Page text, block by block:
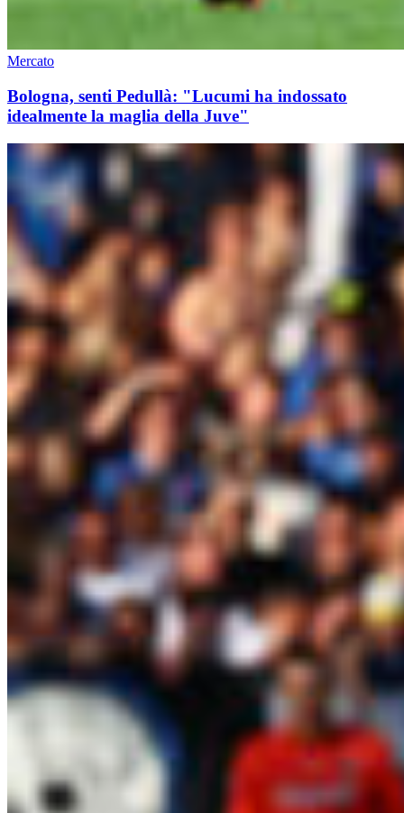
Mercato
Bologna, senti Pedullà: "Lucumi ha indossato
idealmente la maglia della Juve"